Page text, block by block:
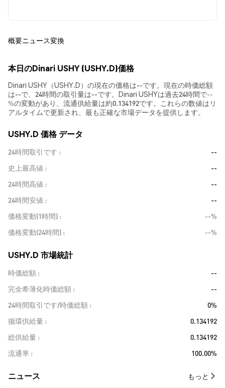
概要ニュース変換
本日のDinari USHY (USHY.D)価格
Dinari USHY（USHY.D）の現在の価格は--です。現在の時価総額
は--で、24時間の取引量は--です。Dinari USHYは過去24時間で--
%の変動があり、流通供給量は約0.134192です。これらの数値はリ
アルタイムで更新され、最も正確な市場データを提供します。
USHY.D 価格 データ
24時間取引です
--
史上最高値
--
24時間高値
--
24時間安値
--
価格変動(1時間)
--%
価格変動(24時間)
--%
USHY.D 市場統計
時価総額
--
完全希薄化時価総額
--
24時間取引です/時価総額
0%
循環供給量
0.134192
総供給量
0.134192
流通率
100.00%
​​ニュース​​ もっと